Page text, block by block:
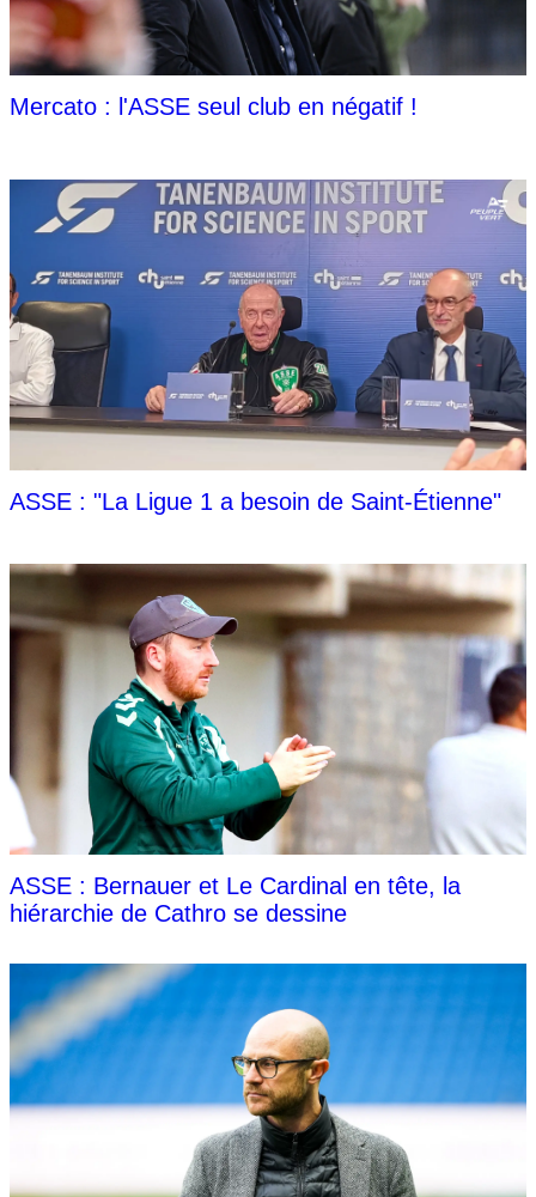
Mercato : l'ASSE seul club en négatif !
ASSE : "La Ligue 1 a besoin de Saint-Étienne"
ASSE : Bernauer et Le Cardinal en tête, la
hiérarchie de Cathro se dessine